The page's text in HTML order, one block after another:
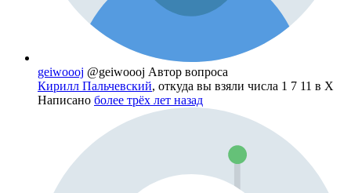
geiwoooj @geiwoooj Автор вопроса
Кирилл Пальчевский, откуда вы взяли числа 1 7 11 в X
Написано более трёх лет назад